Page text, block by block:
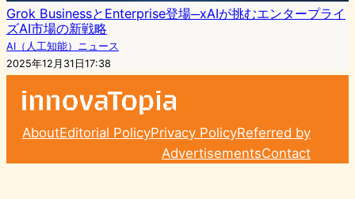
Grok BusinessとEnterprise登場─xAIが挑むエンタープライ
ズAI市場の新戦略
AI（人工知能）ニュース
2025年12月31日17:38
AboutEditorial PolicyPrivacy PolicyReferred by
AdvertisementsContact